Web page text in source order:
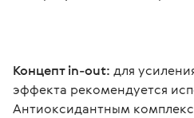
Концепт in-out: для
эффекта рекомендуется
Антиоксидантным